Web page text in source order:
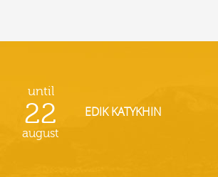
until
22
august
EDIK KATYKHIN